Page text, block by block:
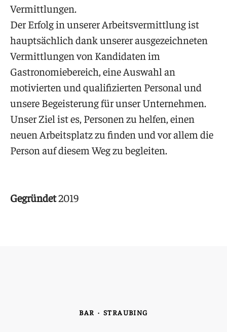
Vermittlungen.
Der Erfolg in unserer Arbeitsvermittlung ist
hauptsächlich dank unserer ausgezeichneten
Vermittlungen von Kandidaten im
Gastronomiebereich, eine Auswahl an
motivierten und qualifizierten Personal und
unsere Begeisterung für unser Unternehmen.
Unser Ziel ist es, Personen zu helfen, einen
neuen Arbeitsplatz zu finden und vor allem die
Person auf diesem Weg zu begleiten.
Gegründet2019
BAR · STRAUBING